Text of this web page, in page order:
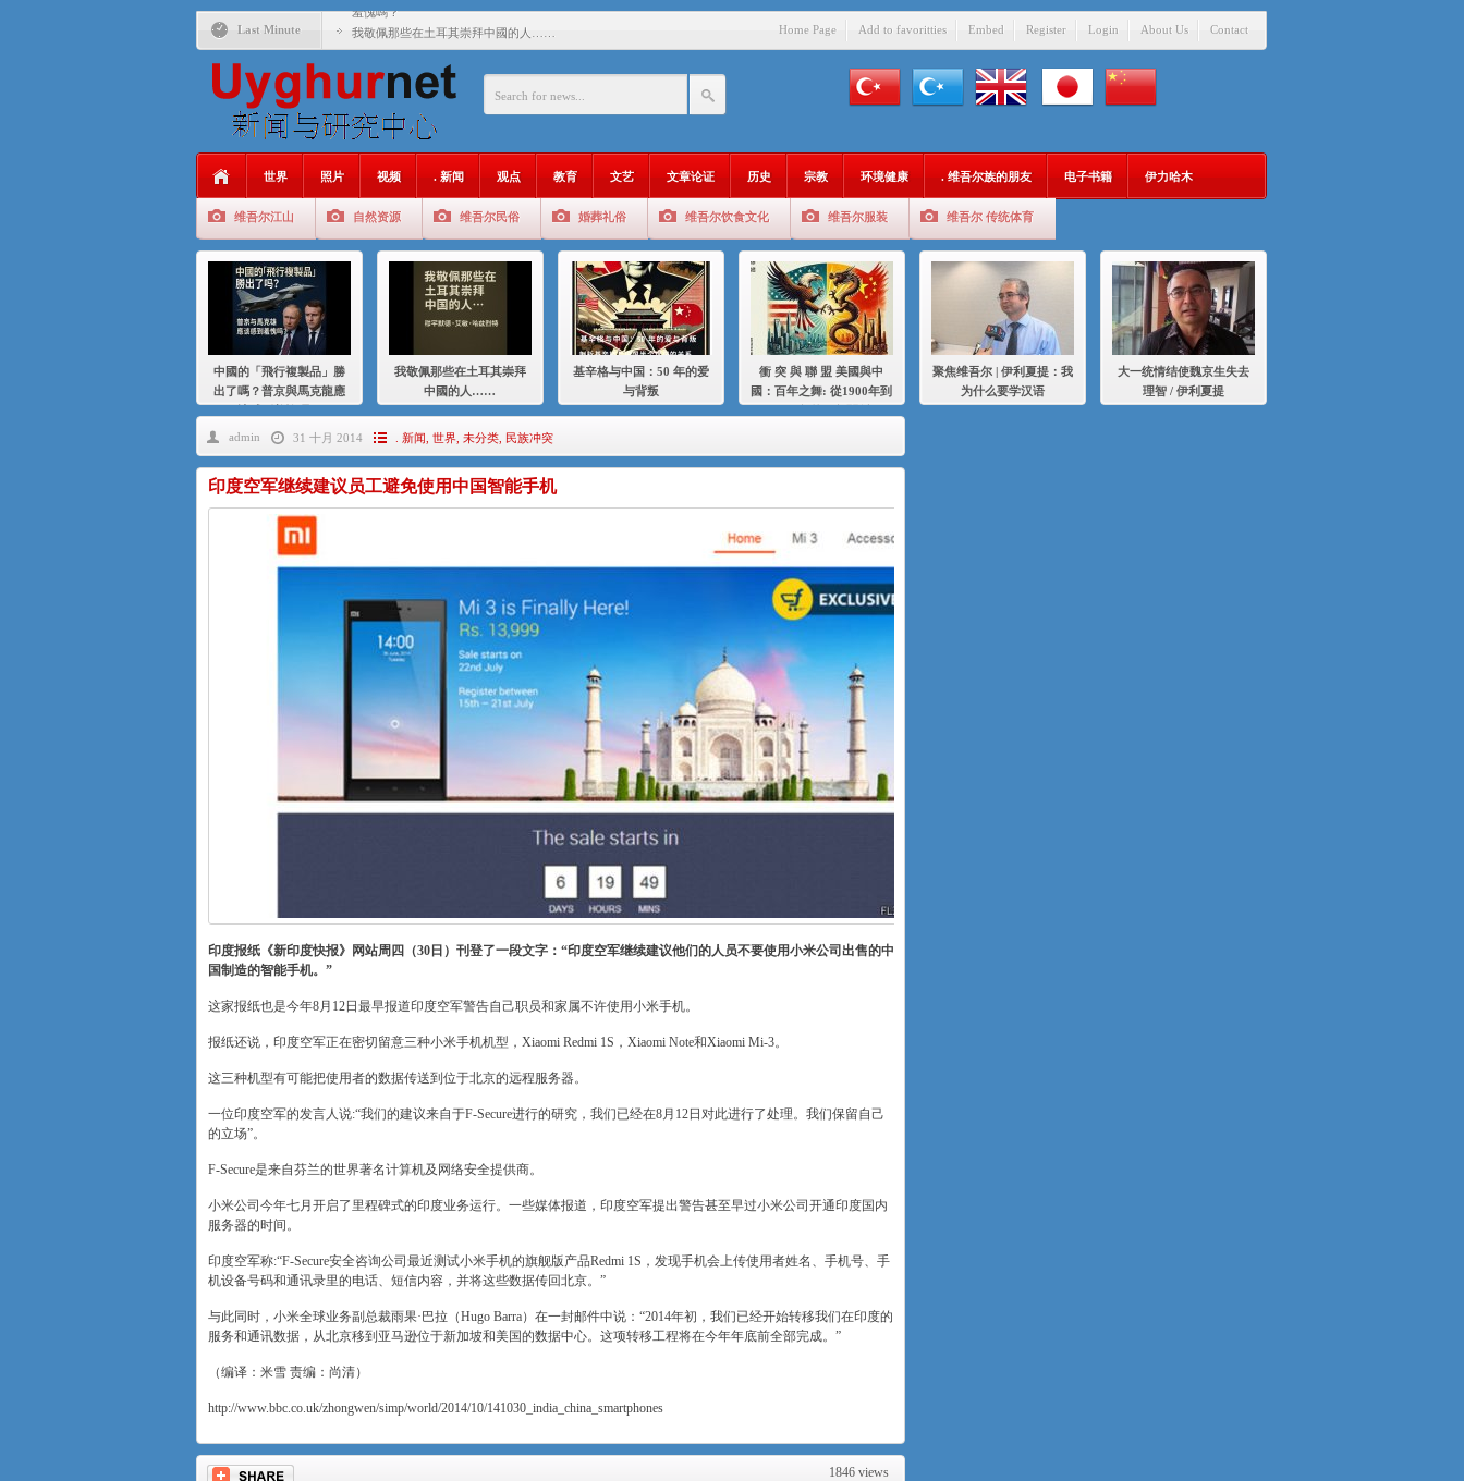
Last Minute
羞愧嗎？
我敬佩那些在土耳其崇拜中國的人……
基辛格与中国：50 年的爱与背叛
年的百年關係
大一统情结使魏京生失去理智 / 伊利夏提
伊利夏提：在自责与内疚中的挣扎
伊利夏提：消失在集中营的红衣女孩
伊利夏提：维吾尔种族灭绝
Home Page Add to favoritties Embed Register Login About Us Contact
世界 照片 视频 . 新闻 观点 教育 文艺 文章论证 历史 宗教 环境健康 . 维吾尔族的朋友 电子书籍 伊力哈木
维吾尔江山 自然资源 维吾尔民俗 婚葬礼俗 维吾尔饮食文化 维吾尔服装 维吾尔 传统体育
中國的「飛行複製品」勝
出了嗎？普京與馬克龍應
我敬佩那些在土耳其崇拜
中國的人……
基辛格与中国：50 年的爱
与背叛
衝 突 與 聯 盟 美國與中
國：百年之舞: 從1900年到
聚焦维吾尔 | 伊利夏提：我
为什么要学汉语
大一统情结使魏京生失去
理智 / 伊利夏提
admin 31 十月 2014 . 新闻 世界, 未分类, 民族冲突
印度空军继续建议员工避免使用中国智能手机
印度报纸《新印度快报》网站周四（30日）刊登了一段文字：“印度空军继续建议他们的人员不要使用小米公司出售的中
国制造的智能手机。”
这家报纸也是今年8月12日最早报道印度空军警告自己职员和家属不许使用小米手机。
报纸还说，印度空军正在密切留意三种小米手机机型，Xiaomi Redmi 1S，Xiaomi Note和Xiaomi Mi-3。
这三种机型有可能把使用者的数据传送到位于北京的远程服务器。
一位印度空军的发言人说:“我们的建议来自于F-Secure进行的研究，我们已经在8月12日对此进行了处理。我们保留自己
的立场”。
F-Secure是来自芬兰的世界著名计算机及网络安全提供商。
小米公司今年七月开启了里程碑式的印度业务运行。一些媒体报道，印度空军提出警告甚至早过小米公司开通印度国内
服务器的时间。
印度空军称:“F-Secure安全咨询公司最近测试小米手机的旗舰版产品Redmi 1S，发现手机会上传使用者姓名、手机号、手
机设备号码和通讯录里的电话、短信内容，并将这些数据传回北京。”
与此同时，小米全球业务副总裁雨果·巴拉（Hugo Barra）在一封邮件中说：“2014年初，我们已经开始转移我们在印度的
服务和通讯数据，从北京移到亚马逊位于新加坡和美国的数据中心。这项转移工程将在今年年底前全部完成。”
（编译：米雪 责编：尚清）
http://www.bbc.co.uk/zhongwen/simp/world/2014/10/141030_india_china_smartphones
1846 views